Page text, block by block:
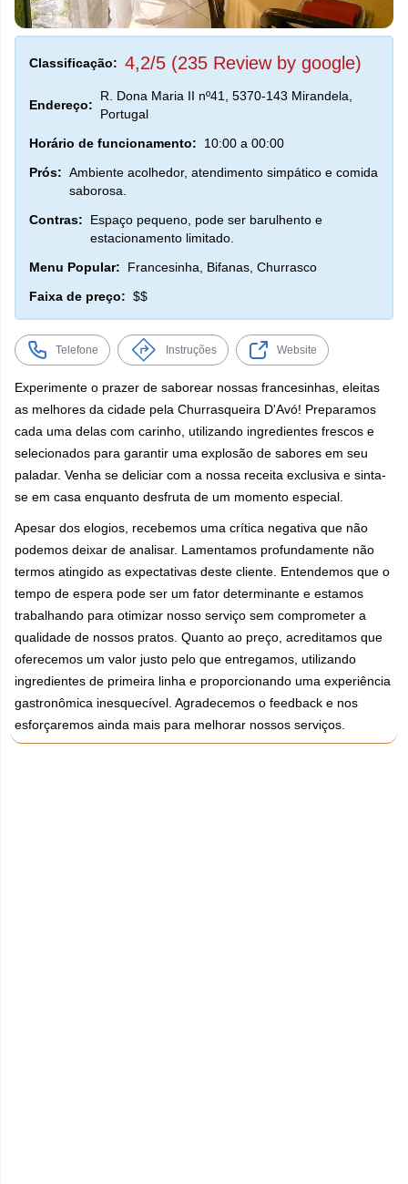
Classificação: 4,2/5 (235 Review by google)
Endereço:
R. Dona Maria II nº41, 5370-143 Mirandela,
Portugal
Horário de funcionamento:
10:00 a 00:00
Prós: Ambiente acolhedor, atendimento simpático e comida
saborosa.
Contras:
Espaço pequeno, pode ser barulhento e
estacionamento limitado.
Menu Popular:
Francesinha, Bifanas, Churrasco
Faixa de preço: $$
Telefone Instruções Website
Experimente o prazer de saborear nossas francesinhas, eleitas
as melhores da cidade pela Churrasqueira D'Avó! Preparamos
cada uma delas com carinho, utilizando ingredientes frescos e
selecionados para garantir uma explosão de sabores em seu
paladar. Venha se deliciar com a nossa receita exclusiva e sinta-
se em casa enquanto desfruta de um momento especial.
Apesar dos elogios, recebemos uma crítica negativa que não
podemos deixar de analisar. Lamentamos profundamente não
termos atingido as expectativas deste cliente. Entendemos que o
tempo de espera pode ser um fator determinante e estamos
trabalhando para otimizar nosso serviço sem comprometer a
qualidade de nossos pratos. Quanto ao preço, acreditamos que
oferecemos um valor justo pelo que entregamos, utilizando
ingredientes de primeira linha e proporcionando uma experiência
gastronômica inesquecível. Agradecemos o feedback e nos
esforçaremos ainda mais para melhorar nossos serviços.